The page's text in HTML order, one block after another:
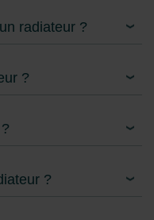
radiateur ?
?
?